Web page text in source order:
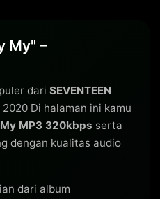
My" –
dari SEVENTEEN
Di halaman ini kamu
MP3 320kbps serta
dengan kualitas audio
dari album